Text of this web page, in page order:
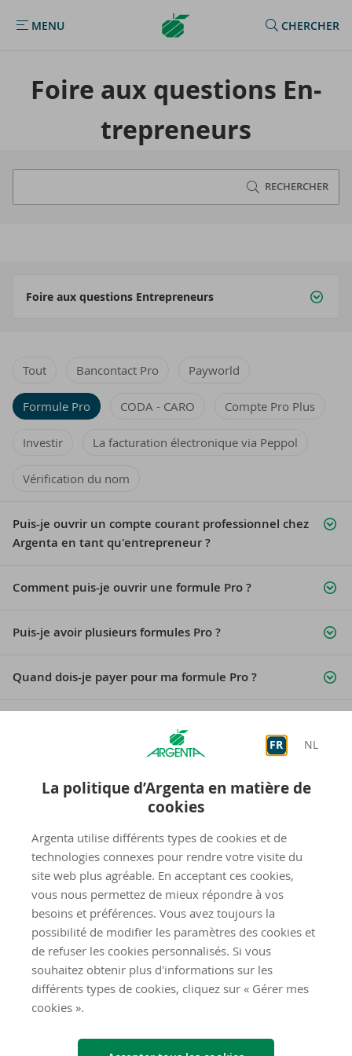
FR NL
La politique d’Argenta en matière de
cookies
Argenta utilise différents types de cookies et de
technologies connexes pour rendre votre visite du
site web plus agréable. En acceptant ces cookies,
vous nous permettez de mieux répondre à vos
besoins et préférences. Vous avez toujours la
possibilité de modifier les paramètres des cookies et
de refuser les cookies personnalisés. Si vous
souhaitez obtenir plus d'informations sur les
différents types de cookies, cliquez sur « Gérer mes
cookies ».
MENU
MENU
Argenta
Homepage
CHERCHER
Foire aux ques­tions En­
tre­pre­neurs
RECHERCHER
Foire aux questions Entrepreneurs
Tout Bancontact Pro Payworld
Formule Pro CODA - CARO Compte Pro Plus
Investir La facturation électronique via Peppol
Vérification du nom
Puis-je ouvrir un compte courant professionnel chez
Argenta en tant qu'entrepreneur ?
Comment puis-je ouvrir une formule Pro ?
Puis-je avoir plusieurs formules Pro ?
Quand dois-je payer pour ma formule Pro ?
Comment créer un fichier CSV de mes transactions ?
Je possède une formule Pro. Dois-je dans ce cas
encore payer un supplément pour une carte de crédit
J’ai une formule Pro. Combien de cartes de crédit
(Golden) puis-je demander ?
Comment le coût de la carte de crédit Golden incluse
dans la formule Pro est-il calculé exactement ?
J'ai une carte de crédit Golden chez mon formule Pro.